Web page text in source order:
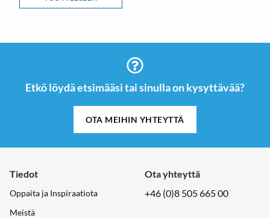
Etkö löydä etsimääsi tai sinulla on kysyttävää?
OTA MEIHIN YHTEYTTÄ
Tiedot
Oppaita ja Inspiraatiota
Meistä
Ota yhteyttä
+46 (0)8 505 665 00